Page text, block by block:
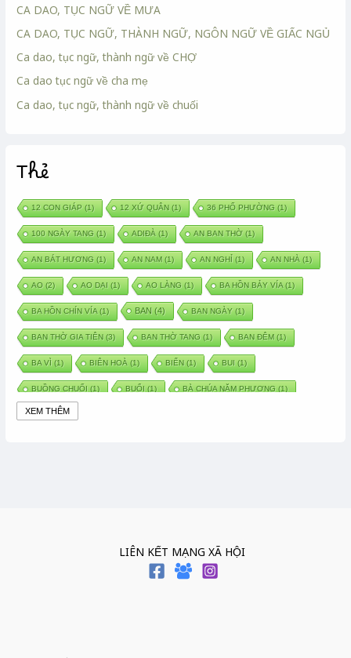
CA DAO, TỤC NGỮ VỀ MƯA
CA DAO, TỤC NGỮ, THÀNH NGỮ, NGÔN NGỮ VỀ GIẤC NGỦ
Ca dao, tục ngữ, thành ngữ về CHỢ
Ca dao tục ngữ về cha mẹ
Ca dao, tục ngữ, thành ngữ về chuối
Thẻ
12 CON GIÁP (1) 12 XỨ QUÂN (1) 36 PHỐ PHƯỜNG (1)
100 NGÀY TANG (1) ADIĐÀ (1) AN BAN THỜ(1)
AN BÁT HƯƠNG (1) AN NAM(1) AN NGHỈ (1) AN NHÀ (1)
AO (2) AO DẠI (1) AO LÀNG (1) BA HỒN BẢY VÍA(1)
BA HỒN CHÍN VÍA(1) BAN (4) BAN NGÀY (1)
BAN THỜ GIA TIÊN (3) BAN THỜ TANG (1) BAN ĐÊM(1)
BA VÌ (1) BIÊN HOÀ (1) BIỂN (1) BUI (1)
BUỒNG CHUỐI (1) BUỔI (1) BÀ CHÚA NĂM PHƯƠNG (1)
BÀ CHÚA THÀNH ĐÔNG
BÁNH CHƯNG BÁNH DẦY
BÁNH TRÁNG (1) BÁNH TRÔI BÁNH CHAY
XEM THÊM
LIÊN KẾT MẠNG XÃ HỘI